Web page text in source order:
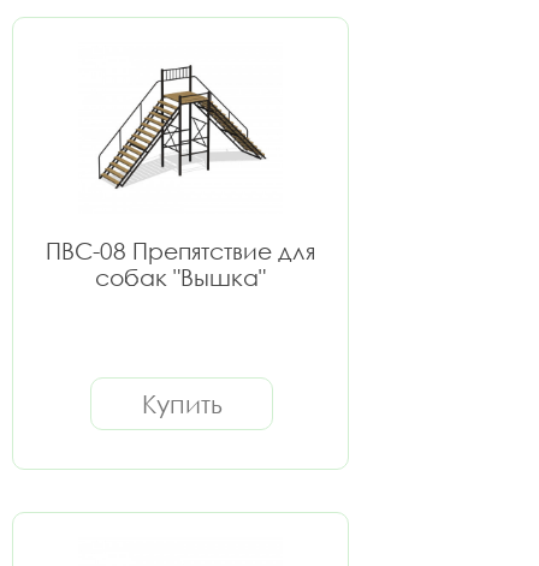
ПВС-08 Препятствие для
собак "Вышка"
Купить